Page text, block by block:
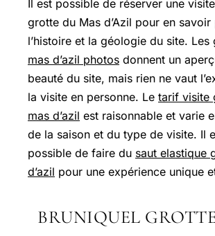
Il est possible de réserver une
grotte du Mas d’Azil pour en savoir
l’histoire et la géologie du site. Les
mas d’azil photos donnent un
beauté du site, mais rien ne vaut
la visite en personne. Le tarif visite
mas d’azil est raisonnable et varie
de la saison et du type de visite. Il
possible de faire du saut elastique
d’azil pour une expérience unique
BRUNIQUEL